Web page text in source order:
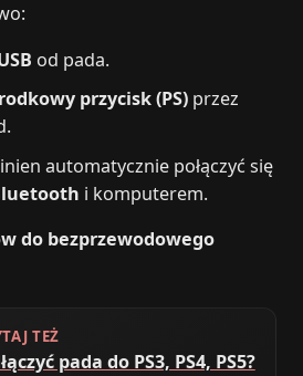
od pada.
przycisk (PS) przez
automatycznie połączyć się
i komputerem.
do bezprzewodowego
TEŻ
pada do PS3, PS4, PS5?